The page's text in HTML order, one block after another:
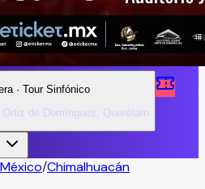
· Tour Sinfónico
de Domínguez, Querétaro
/Chimalhuacán